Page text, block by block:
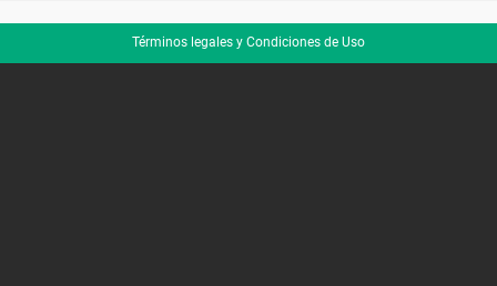
Términos legales y Condiciones de Uso